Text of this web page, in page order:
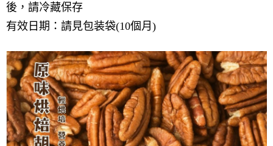
後，請冷藏保存
有效日期：請見包装袋(10個月)